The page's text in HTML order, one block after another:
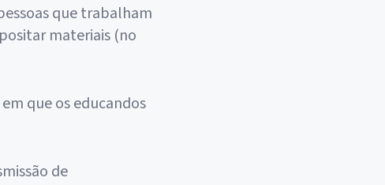
que trabalham
materiais (no
que os educandos
de